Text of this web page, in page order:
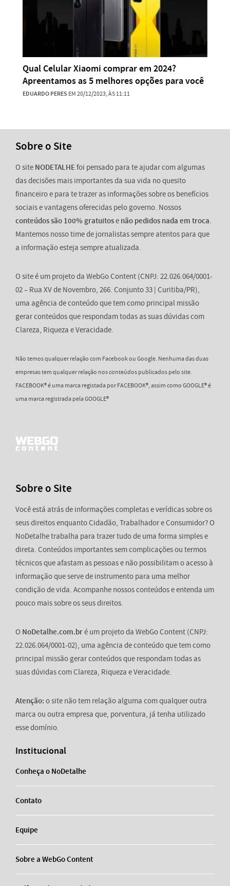
Qual Celular Xiaomi comprar em 2024?
Apreentamos as 5 melhores opções para você
EDUARDO PERES EM 20/12/2023, ÀS 11:11
Sobre o Site
O site NODETALHEfoi pensado para te ajudar com algumas
das decisões mais importantes da sua vida no quesito
financeiro e para te trazer as informações sobre os benefícios
sociais e vantagens oferecidas pelo governo. Nossos
conteúdos são 100% gratuitose não pedidos nada em troca.
Mantemos nosso time de jornalistas sempre atentos para que
a informação esteja sempre atualizada.
O site é um projeto da WebGo Content (CNPJ: 22.026.064/0001-
02 – Rua XV de Novembro, 266. Conjunto 33 | Curitiba/PR),
uma agência de conteúdo que tem como principal missão
gerar conteúdos que respondam todas as suas dúvidas com
Clareza, Riqueza e Veracidade.
Não temos qualquer relação com Facebook ou Google. Nenhuma das duas
empresas tem qualquer relação nos conteúdos publicados pelo site.
FACEBOOK® é uma marca registada por FACEBOOK®, assim como GOOGLE® é
uma marca registrada pela GOOGLE®
Sobre o Site
Você está atrás de informações completas e verídicas sobre os
seus direitos enquanto Cidadão, Trabalhador e Consumidor? O
NoDetalhe trabalha para trazer tudo de uma forma simples e
direta. Conteúdos importantes sem complicações ou termos
técnicos que afastam as pessoas e não possibilitam o acesso à
informação que serve de instrumento para uma melhor
condição de vida. Acompanhe nossos conteúdos e entenda um
pouco mais sobre os seus direitos.
O NoDetalhe.com.bré um projeto da WebGo Content (CNPJ:
22.026.064/0001-02), uma agência de conteúdo que tem como
principal missão gerar conteúdos que respondam todas as
suas dúvidas com Clareza, Riqueza e Veracidade.
Atenção: o site não tem relação alguma com qualquer outra
marca ou outra empresa que, porventura, já tenha utilizado
esse domínio.
Institucional
Conheça o NoDetalhe
Contato
Equipe
Sobre a WebGo Content